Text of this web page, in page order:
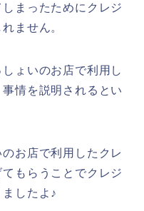
まったためにクレジ
ません。
ょいのお店で利用し
情を説明されるとい
お店で利用したクレ
もらうことでクレジ
したよ♪